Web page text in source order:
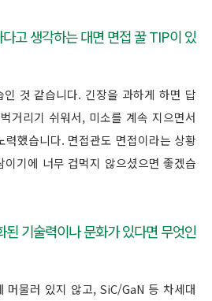
고 생각하는 대면 면접 꿀 TIP이 있
것 같습니다. 긴장을 과하게 하면 답
거리기 쉬워서, 미소를 계속 지으면서
력했습니다. 면접관도 면접이라는 상황
기에 너무 겁먹지 않으셨으면 좋겠습
기술력이나 문화가 있다면 무엇인
머물러 있지 않고, SiC/GaN 등 차세대